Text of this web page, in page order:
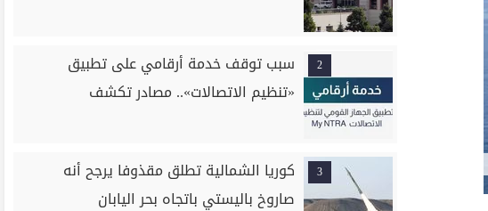
2
سبب توقف خدمة أرقامي على تطبيق
«تنظيم الاتصالات».. مصادر تكشف
3
كوريا الشمالية تطلق مقذوفا يرجح أنه
صاروخ باليستي باتجاه بحر اليابان